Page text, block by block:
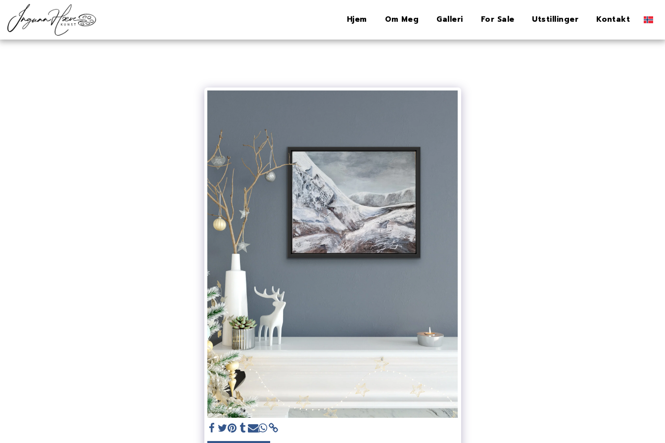
Hjem Om Meg Galleri For Sale Utstillinger Kontakt